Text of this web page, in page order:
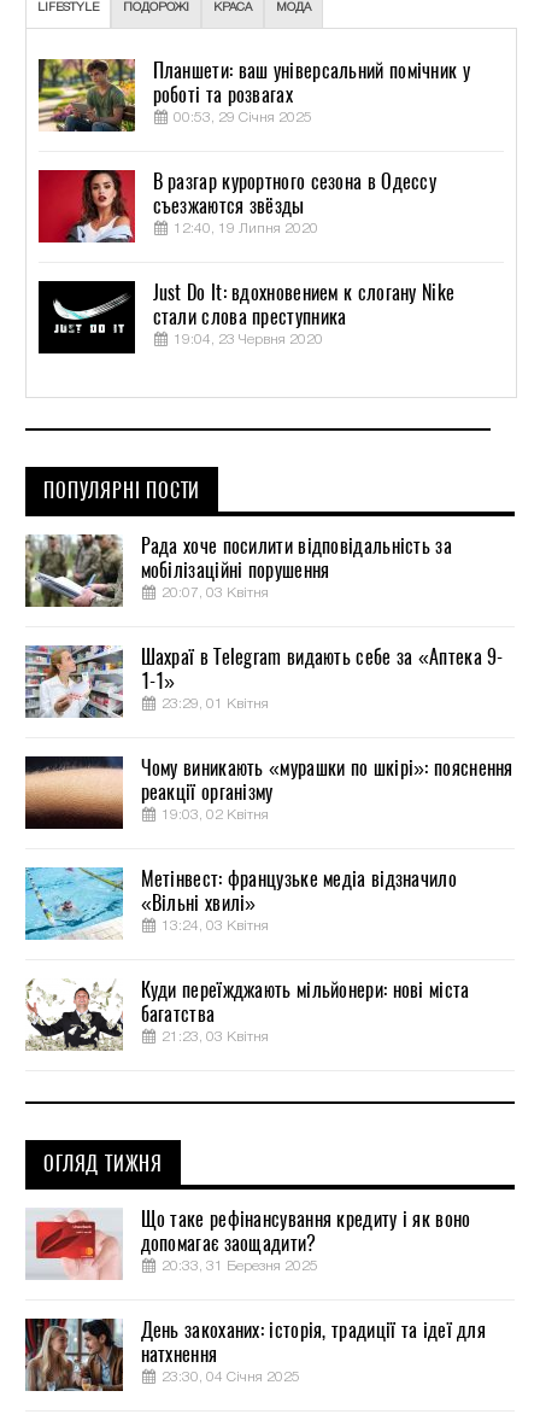
LIFESTYLE ПОДОРОЖІ КРАСА МОДА
Планшети: ваш універсальний помічник у
роботі та розвагах
00:53, 29 Січня 2025
В разгар курортного сезона в Одессу
съезжаются звёзды
12:40, 19 Липня 2020
Just Do It: вдохновением к слогану Nike
стали слова преступника
19:04, 23 Червня 2020
ПОПУЛЯРНІ ПОСТИ
Рада хоче посилити відповідальність за
мобілізаційні порушення
20:07, 03 Квітня
Шахраї в Telegram видають себе за «Аптека 9-
1-1»
23:29, 01 Квітня
Чому виникають «мурашки по шкірі»: пояснення
реакції організму
19:03, 02 Квітня
Метінвест: французьке медіа відзначило
«Вільні хвилі»
13:24, 03 Квітня
Куди переїжджають мільйонери: нові міста
багатства
21:23, 03 Квітня
ОГЛЯД ТИЖНЯ
Що таке рефінансування кредиту і як воно
допомагає заощадити?
20:33, 31 Березня 2025
День закоханих: історія, традиції та ідеї для
натхнення
23:30, 04 Січня 2025